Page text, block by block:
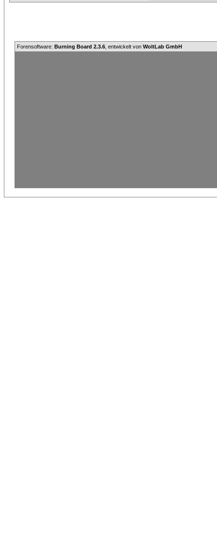
Forensoftware: Burning Board 2.3.6 , entwickelt von WoltLab GmbH